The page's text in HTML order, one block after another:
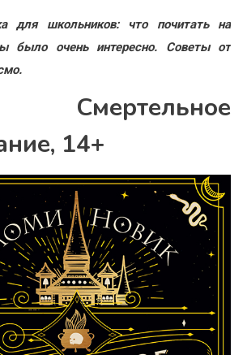
для школьников: что почитать на
было очень интересно. Советы от
Смертельное
14+